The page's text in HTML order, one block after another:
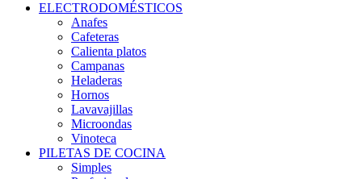
ELECTRODOMÉSTICOS
Anafes
Cafeteras
Calienta platos
Campanas
Heladeras
Hornos
Lavavajillas
Microondas
Vinoteca
PILETAS DE COCINA
Simples